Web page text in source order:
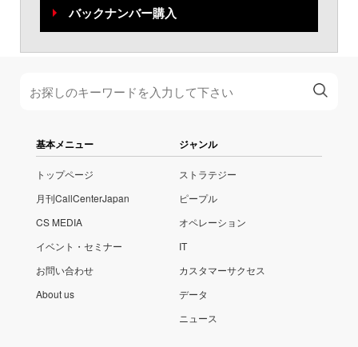
バックナンバー購入
基本メニュー
トップページ
月刊CallCenterJapan
CS MEDIA
イベント・セミナー
お問い合わせ
About us
ジャンル
ストラテジー
ピープル
オペレーション
IT
カスタマーサクセス
データ
ニュース